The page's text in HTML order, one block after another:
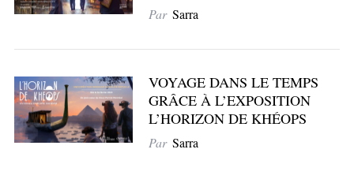
Par Sarra
VOYAGE DANS LE TEMPS
GRÂCE À L’EXPOSITION
L’HORIZON DE KHÉOPS
Par Sarra